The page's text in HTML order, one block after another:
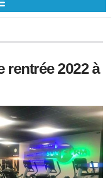
rentrée 2022 à